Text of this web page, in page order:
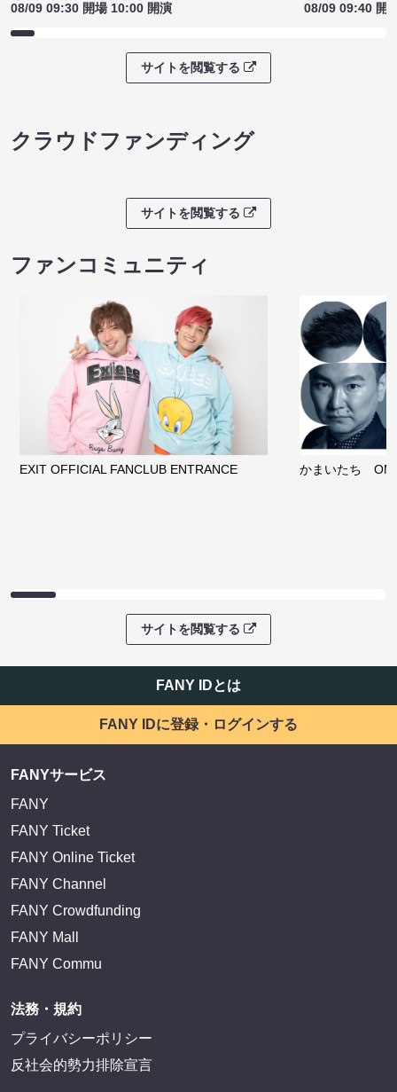
08/09 09:30 開場 10:00 開演
08/09 09:40 開
サイトを閲覧する
クラウドファンディング
サイトを閲覧する
ファンコミュニティ
EXIT OFFICIAL FANCLUB ENTRANCE かまいたち
サイトを閲覧する
FANY IDとは
FANY IDに登録・ログインする
FANYサービス
FANY
FANY Ticket
FANY Online Ticket
FANY Channel
FANY Crowdfunding
FANY Mall
FANY Commu
法務・規約
プライバシーポリシー
反社会的勢力排除宣言